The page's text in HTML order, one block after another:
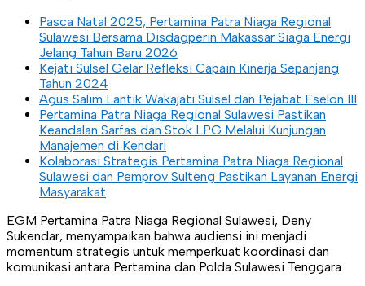
Pasca Natal 2025, Pertamina Patra Niaga Regional
Sulawesi Bersama Disdagperin Makassar Siaga Energi
Jelang Tahun Baru 2026
Kejati Sulsel Gelar Refleksi Capain Kinerja Sepanjang
Tahun 2024
Agus Salim Lantik Wakajati Sulsel dan Pejabat Eselon III
Pertamina Patra Niaga Regional Sulawesi Pastikan
Keandalan Sarfas dan Stok LPG Melalui Kunjungan
Manajemen di Kendari
Kolaborasi Strategis Pertamina Patra Niaga Regional
Sulawesi dan Pemprov Sulteng Pastikan Layanan Energi
Masyarakat
EGM Pertamina Patra Niaga Regional Sulawesi, Deny
Sukendar, menyampaikan bahwa audiensi ini menjadi
momentum strategis untuk memperkuat koordinasi dan
komunikasi antara Pertamina dan Polda Sulawesi Tenggara.